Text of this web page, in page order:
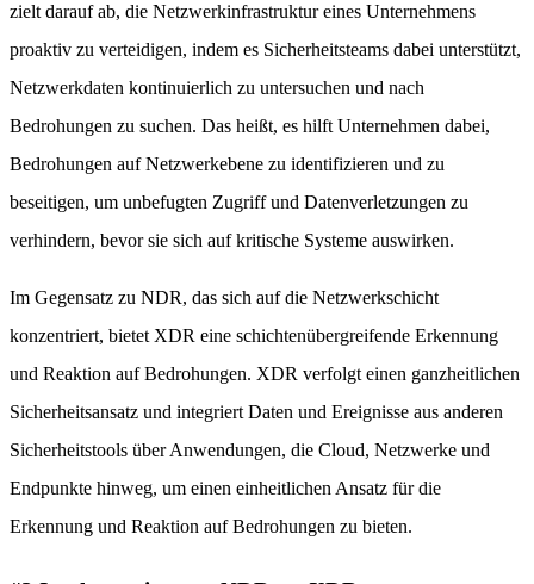
zielt darauf ab, die Netzwerkinfrastruktur eines Unternehmens
proaktiv zu verteidigen, indem es Sicherheitsteams dabei unterstützt,
Netzwerkdaten kontinuierlich zu untersuchen und nach
Bedrohungen zu suchen. Das heißt, es hilft Unternehmen dabei,
Bedrohungen auf Netzwerkebene zu identifizieren und zu
beseitigen, um unbefugten Zugriff und Datenverletzungen zu
verhindern, bevor sie sich auf kritische Systeme auswirken.
Im Gegensatz zu NDR, das sich auf die Netzwerkschicht
konzentriert, bietet XDR eine schichtenübergreifende Erkennung
und Reaktion auf Bedrohungen. XDR verfolgt einen ganzheitlichen
Sicherheitsansatz und integriert Daten und Ereignisse aus anderen
Sicherheitstools über Anwendungen, die Cloud, Netzwerke und
Endpunkte hinweg, um einen einheitlichen Ansatz für die
Erkennung und Reaktion auf Bedrohungen zu bieten.